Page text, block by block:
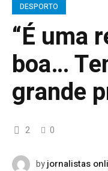
DESPORTO
“É uma
boa…
grande
2 0
byjornalistas